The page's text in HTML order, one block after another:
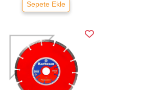
Sepete Ekle